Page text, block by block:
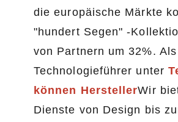
die europäische Märkte
"hundert Segen" -
von Partnern um 32%. Als
Technologieführer unter
können HerstellerWir
Dienste von Design bis